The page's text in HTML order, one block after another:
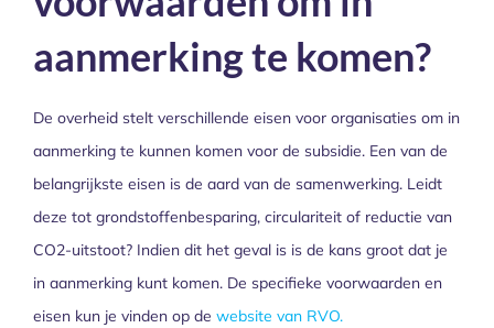
aanmerking te komen?
De overheid stelt verschillende eisen voor organisaties om in
aanmerking te kunnen komen voor de subsidie. Een van de
belangrijkste eisen is de aard van de samenwerking. Leidt
deze tot grondstoffenbesparing, circulariteit of reductie van
CO2-uitstoot? Indien dit het geval is is de kans groot dat je
in aanmerking kunt komen. De specifieke voorwaarden en
eisen kun je vinden op de website van RVO.